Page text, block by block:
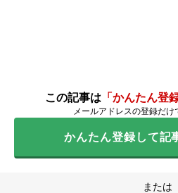
この記事は 「かんたん登録
メールアドレスの登録だ
かんたん登録して記
または